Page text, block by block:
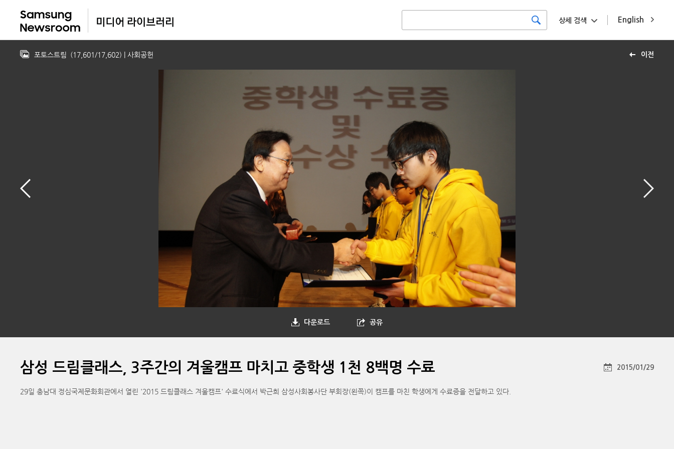
English
상세 검색
이전
포토스트림 (17,601/17,602) | 사회공헌
다운로드 공유
삼성 드림클래스, 3주간의 겨울캠프 마치고 중학생 1천 8백명 수료 2015/01/29
29일 충남대 정심국제문화회관에서 열린 '2015 드림클래스 겨울캠프' 수료식에서 박근희 삼성사회봉사단 부회장(왼쪽)이 캠프를 마친 학생에게 수료증을 전달하고 있다.